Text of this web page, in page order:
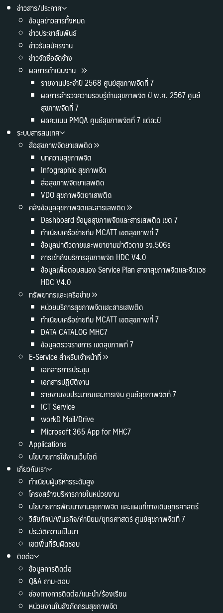
ข่าวสาร/ประกาศ
ข้อมูลข่าวสารทั้งหมด
ข่าวประชาสัมพันธ์
ข่าวรับสมัครงาน
ข่าวจัดซื้อจัดจ้าง
ผลการดำเนินงาน
รายงานประจำปี 2568 ศูนย์สุขภาพจิตที่ 7
ผลการสำรวจความรอบรู้ด้านสุขภาพจิต ปี พ.ศ. 2567 ศูนย์
สุขภาพจิตที่ 7
ผลคะแนน PMQA ศูนย์สุขภาพจิตที่ 7 แต่ละปี
ระบบสารสนเทศ
สื่อสุขภาพจิตยาเสพติด
บทความสุขภาพจิต
Infographic สุขภาพจิต
สื่อสุขภาพจิตยาเสพติด
VDO สุขภาพจิตยาเสพติด
คลังข้อมูลสุขภาพจิตและสารเสพติด
Dashboard ข้อมูลสุขภาพจิตและสารเสพติด เขต 7
ทำเนียบเครือข่ายทีม MCATT เขตสุขภาพที่ 7
ข้อมูลฆ่าตัวตายและพยายามฆ่าตัวตาย รง.506s
การเข้าถึงบริการสุขภาพจิต HDC V4.0
ข้อมูลเพื่อตอบสนอง Service Plan สาขาสุขภาพจิตและจิตเวช
HDC V4.0
ทรัพยากรและเครือข่าย
หน่วยบริการสุขภาพจิตและสารเสพติด
ทำเนียบเครือข่ายทีม MCATT เขตสุขภาพที่ 7
DATA CATALOG MHC7
ข้อมูลตรวจราชการ เขตสุขภาพที่ 7
E-Service สำหรับเจ้าหน้าที่
เอกสารการประชุม
เอกสารปฏิบัติงาน
รายงานงบประมาณและการเงิน ศูนย์สุขภาพจิตที่ 7
ICT Service
workD Mail/Drive
Microsoft 365 App for MHC7
Applications
นโยบายการใช้งานเว็บไซต์
เกี่ยวกับเรา
ทำเนียบผู้บริหารระดับสูง
โครงสร้างบริหารภายในหน่วยงาน
นโยบายการพัฒนางานสุขภาพจิต และแผนที่ทางเดินยุทธศาสตร์
วิสัยทัศน์/พันธกิจ/ค่านิยม/ยุทธศาสตร์ ศูนย์สุขภาพจิตที่ 7
ประวัติความเป็นมา
เขตพื้นที่รับผิดชอบ
ติดต่อ
ข้อมูลการติดต่อ
Q&A ถาม-ตอบ
ช่องทางการติดต่อ/แนะนำ/ร้องเรียน
หน่วยงานในสังกัดกรมสุขภาพจิต